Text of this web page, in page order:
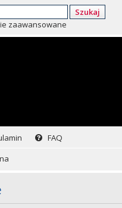
Szukaj
zaawansowane
FAQ